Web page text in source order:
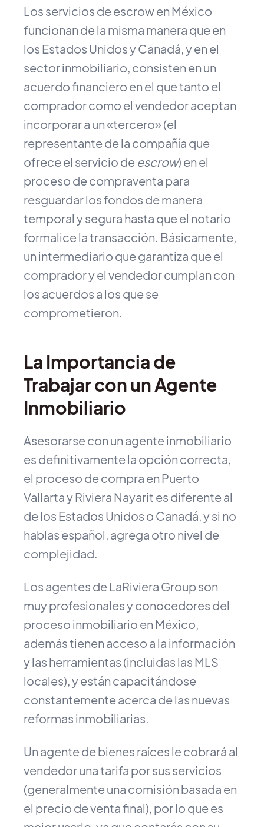
Los servicios de escrow en México
funcionan de la misma manera que en
los Estados Unidos y Canadá, y en el
sector inmobiliario, consisten en un
acuerdo financiero en el que tanto el
comprador como el vendedor aceptan
incorporar a un «tercero» (el
representante de la compañía que
ofrece el servicio de escrow) en el
proceso de compraventa para
resguardar los fondos de manera
temporal y segura hasta que el notario
formalice la transacción. Básicamente,
un intermediario que garantiza que el
comprador y el vendedor cumplan con
los acuerdos a los que se
comprometieron.
La Importancia de
Trabajar con un Agente
Inmobiliario
Asesorarse con un agente inmobiliario
es definitivamente la opción correcta,
el proceso de compra en Puerto
Vallarta y Riviera Nayarit es diferente al
de los Estados Unidos o Canadá, y si no
hablas español, agrega otro nivel de
complejidad.
Los agentes de LaRiviera Group son
muy profesionales y conocedores del
proceso inmobiliario en México,
además tienen acceso a la información
y las herramientas (incluidas las MLS
locales), y están capacitándose
constantemente acerca de las nuevas
reformas inmobiliarias.
Un agente de bienes raíces le cobrará al
vendedor una tarifa por sus servicios
(generalmente una comisión basada en
el precio de venta final), por lo que es